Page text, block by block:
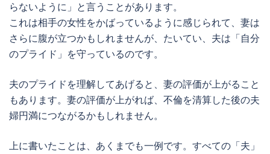
らないように」と言うことがあります。
これは相手の女性をかばっているように感じられて、妻は
さらに腹が立つかもしれませんが、たいてい、夫は「自分
のプライド」を守っているのです。
夫のプライドを理解してあげると、妻の評価が上がること
もあります。妻の評価が上がれば、不倫を清算した後の夫
婦円満につながるかもしれません。
上に書いたことは、あくまでも一例です。すべての「夫」